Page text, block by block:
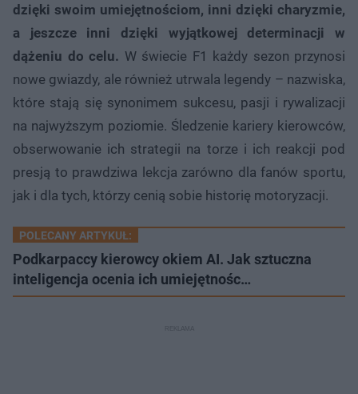
dzięki swoim umiejętnościom, inni dzięki charyzmie,
a jeszcze inni dzięki wyjątkowej determinacji w
dążeniu do celu. W świecie F1 każdy sezon przynosi
nowe gwiazdy, ale również utrwala legendy – nazwiska,
które stają się synonimem sukcesu, pasji i rywalizacji
na najwyższym poziomie. Śledzenie kariery kierowców,
obserwowanie ich strategii na torze i ich reakcji pod
presją to prawdziwa lekcja zarówno dla fanów sportu,
jak i dla tych, którzy cenią sobie historię motoryzacji.
POLECANY ARTYKUŁ:
Podkarpaccy kierowcy okiem AI. Jak sztuczna
inteligencja ocenia ich umiejętnośc…